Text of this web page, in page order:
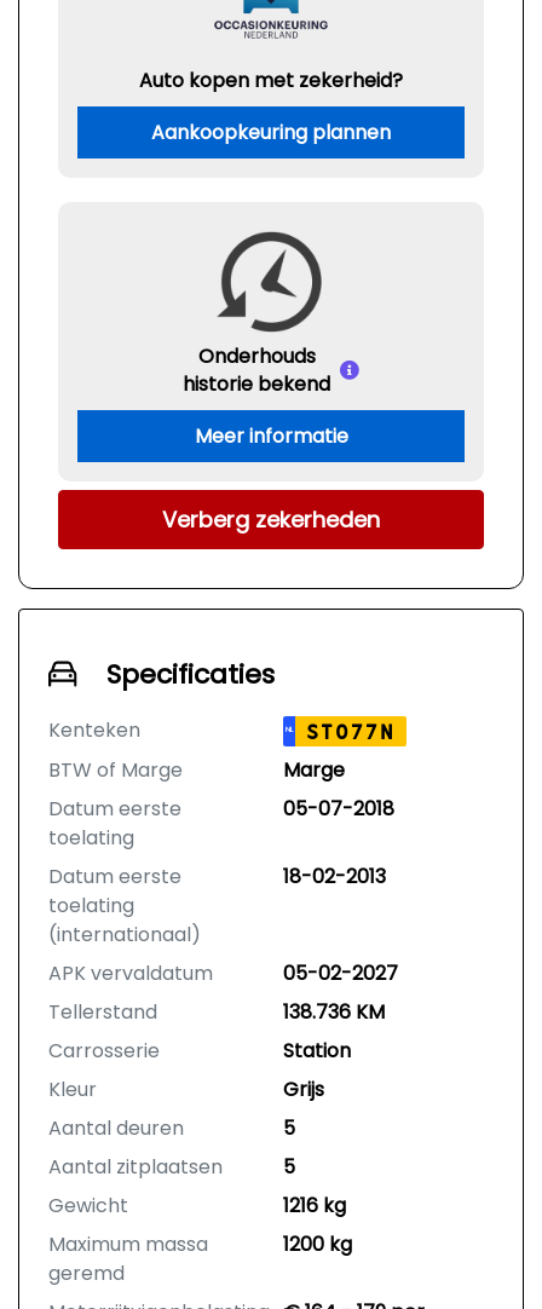
Auto kopen met zekerheid?
Aankoopkeuring plannen
Onderhouds
historie bekend
Meer informatie
Verberg zekerheden
Specificaties
Kenteken NL ST077N
BTW of Marge
Marge
Datum eerste
toelating
05-07-2018
Datum eerste
toelating
(internationaal)
18-02-2013
APK vervaldatum
05-02-2027
Tellerstand
138.736 KM
Carrosserie
Station
Kleur
Grijs
Aantal deuren
5
Aantal zitplaatsen
5
Gewicht
1216 kg
Maximum massa
geremd
1200 kg